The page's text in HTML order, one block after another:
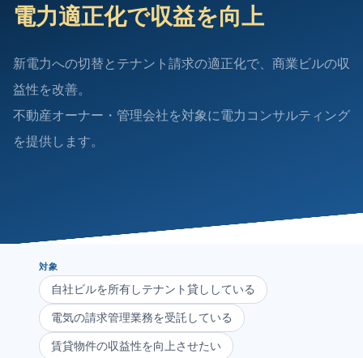
電力適正化で収益を向上
新電力への切替とテナント請求の適正化で、商業ビルの収
益性を改善。
不動産オーナー・管理会社を対象に電力コンサルティング
を提供します。
対象
自社ビルを所有しテナント貸ししている
電気の請求管理業務を受託している
賃貸物件の収益性を向上させたい